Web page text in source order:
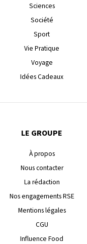
Sciences
Société
Sport
Vie Pratique
Voyage
Idées Cadeaux
LE GROUPE
À propos
Nous contacter
La rédaction
Nos engagements RSE
Mentions légales
CGU
Influence Food